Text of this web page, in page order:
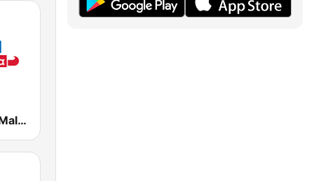
El Bueno, La Mala y El Feo